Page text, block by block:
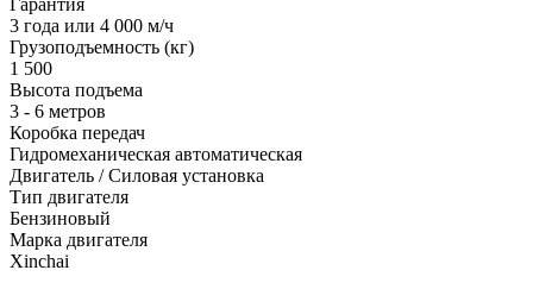
3 года или 4 000 м/ч
Грузоподъемность (кг)
1 500
Высота подъема
3 - 6 метров
Коробка передач
Гидромеханическая автоматическая
Двигатель / Силовая установка
Тип двигателя
Бензиновый
Марка двигателя
Xinchai